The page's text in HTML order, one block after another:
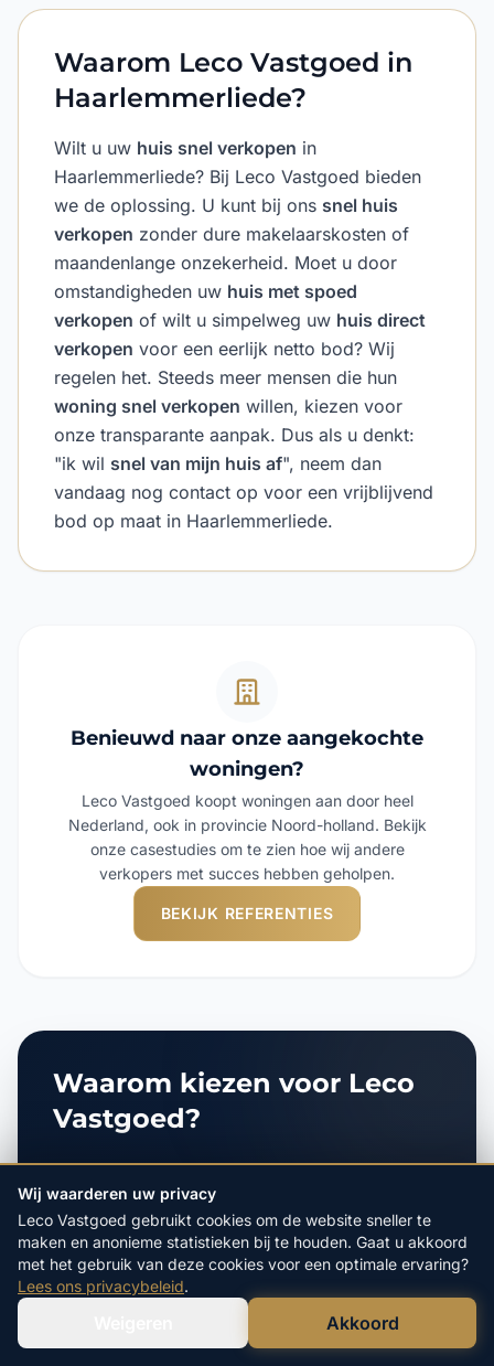
Waarom Leco Vastgoed in
Haarlemmerliede?
Wilt u uw huis snel verkopen in
Haarlemmerliede? Bij Leco Vastgoed bieden
we de oplossing. U kunt bij ons snel huis
verkopen zonder dure makelaarskosten of
maandenlange onzekerheid. Moet u door
omstandigheden uw huis met spoed
verkopen of wilt u simpelweg uw huis direct
verkopen voor een eerlijk netto bod? Wij
regelen het. Steeds meer mensen die hun
woning snel verkopen willen, kiezen voor
onze transparante aanpak. Dus als u denkt:
"ik wil snel van mijn huis af", neem dan
vandaag nog contact op voor een vrijblijvend
bod op maat in Haarlemmerliede.
Benieuwd naar onze aangekochte
woningen?
Leco Vastgoed koopt woningen aan door heel
Nederland, ook in provincie Noord-holland. Bekijk
onze casestudies om te zien hoe wij andere
verkopers met succes hebben geholpen.
BEKIJK REFERENTIES
Waarom kiezen voor Leco
Vastgoed?
Al 20 jaar dé specialist in het
direct aankopen van woningen
Alle kosten zijn voor onze
rekening, u betaalt helemaal niets
Gratis en vrijblijvende
Bel Ons Direct
Wij waarderen uw privacy
Leco Vastgoed gebruikt cookies om de website sneller te
maken en anonieme statistieken bij te houden. Gaat u akkoord
met het gebruik van deze cookies voor een optimale ervaring?
Lees ons privacybeleid.
Akkoord